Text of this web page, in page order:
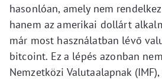
hasonlóan, amely nem
hanem az amerikai dollárt
már most használatban lévő
bitcoint. Ez a lépés azonban
Nemzetközi Valutaalapnak